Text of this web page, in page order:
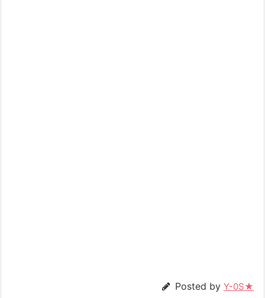
Posted by Y-0S★